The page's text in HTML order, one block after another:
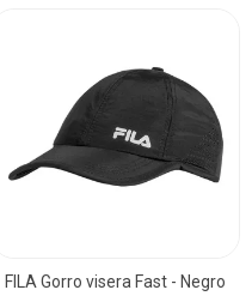
FILA Gorro visera Fast - Negro